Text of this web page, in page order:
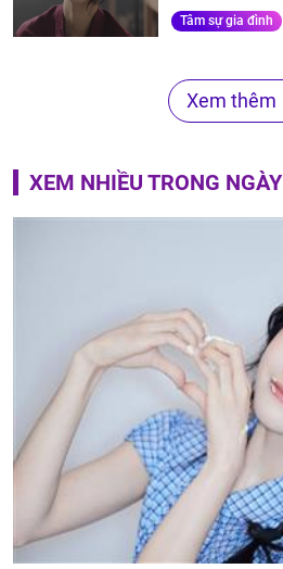
Tâm sự gia đình
Xem thêm
XEM NHIỀU TRONG NGÀY